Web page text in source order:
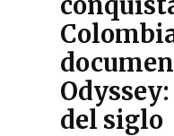
del siglo